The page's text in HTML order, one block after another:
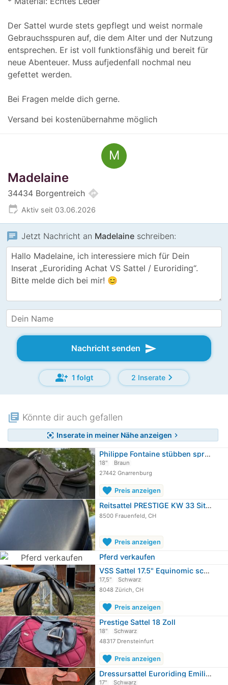
Der Sattel wurde stets gepflegt und weist normale
Gebrauchsspuren auf, die dem Alter und der Nutzung
entsprechen. Er ist voll funktionsfähig und bereit für
neue Abenteuer. Muss aufjedenfall nochmal neu
gefettet werden.
Bei Fragen melde dich gerne.
Versand bei kostenübernahme möglich
M
Madelaine
34434 Borgentreich directions
edit_calendar Aktiv seit 03.06.2026
chat Jetzt Nachricht an Madelaine schreiben:
Nachricht senden send
group_add 1 folgt 2 Inseratechevron_right
library_books Könnte dir auch gefallen
center_focus_strong Inserate in meiner Nähe anzeigen chevron_right
Philippe Fontaine stübben springsattel
18"
Braun
27442 Gnarrenburg
favorite Preis anzeigen
Reitsattel PRESTIGE KW 33 Sitzfläche 17
8500 Frauenfeld, CH
favorite Preis anzeigen
Pferd verkaufen
VSS Sattel 17.5" Equinomic schwarz
17,5"
Schwarz
8048 Zürich, CH
favorite Preis anzeigen
Prestige Sattel 18 Zoll
18"
Schwarz
48317 Drensteinfurt
favorite Preis anzeigen
Dressursattel Euroriding Emilio by…
17"
Schwarz